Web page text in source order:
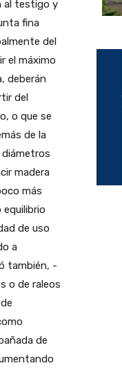
al testigo y
fina
del
el máximo
deberán
del
o que se
de la
diámetros
madera
más
de uso
a
también, -
o de raleos
de